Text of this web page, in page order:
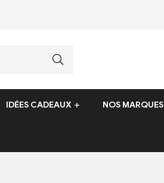
IDÉES CADEAUX NOS MARQUES